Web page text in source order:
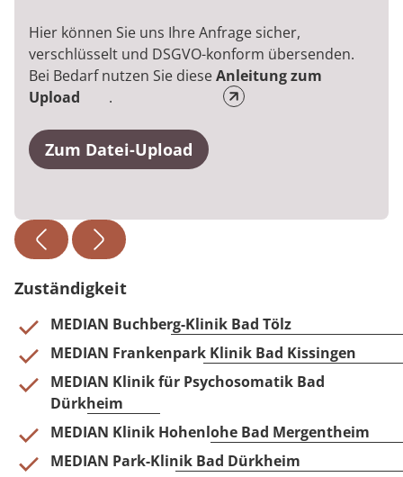
Hier können Sie uns Ihre Anfrage sicher,
verschlüsselt und DSGVO-konform übersenden.
Bei Bedarf nutzen Sie dieseAnleitung zum
Upload
.
Zum Datei-Upload
Zuständigkeit
MEDIAN Buchberg-Klinik Bad Tölz
MEDIAN Frankenpark Klinik Bad Kissingen
MEDIAN Klinik für Psychosomatik Bad
Dürkheim
MEDIAN Klinik Hohenlohe Bad Mergentheim
MEDIAN Park-Klinik Bad Dürkheim